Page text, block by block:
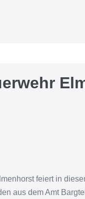
feiert in
aus dem Amt